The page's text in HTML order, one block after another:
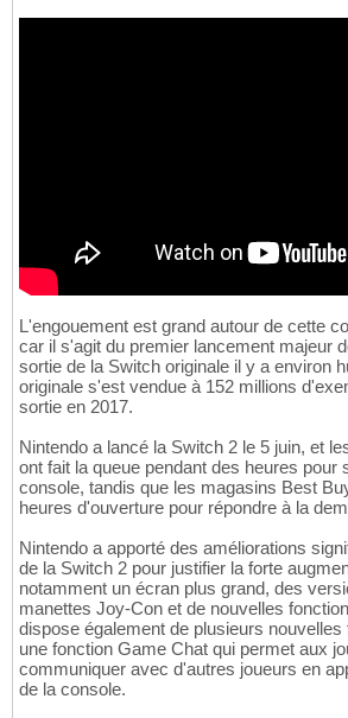
L'engouement est grand autour de cette
car il s'agit du premier lancement majeur
sortie de la Switch originale il y a environ
originale s'est vendue à 152 millions
sortie en 2017.
Nintendo a lancé la Switch 2 le 5 juin, et
ont fait la queue pendant des heures pour
console, tandis que les magasins Best
heures d'ouverture pour répondre à la
Nintendo a apporté des améliorations
de la Switch 2 pour justifier la forte
notamment un écran plus grand, des
manettes Joy-Con et de nouvelles
dispose également de plusieurs nouvelles
une fonction Game Chat qui permet aux
communiquer avec d'autres joueurs en
de la console.